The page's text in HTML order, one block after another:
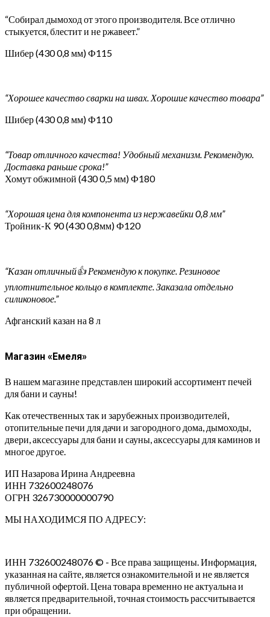
“Собирал дымоход от этого производителя. Все отлично
стыкуется, блестит и не ржавеет.”
Шибер (430 0,8 мм) Ф115
“Хорошее качество сварки на швах. Хорошие качество товара”
Шибер (430 0,8 мм) Ф110
“Товар отличного качества! Удобный механизм. Рекомендую.
Доставка раньше срока!”
Хомут обжимной (430 0,5 мм) Ф180
“Хорошая цена для компонента из нержавейки 0,8 мм”
Тройник-К 90 (430 0,8мм) Ф120
“Казан отличный👍 Рекомендую к покупке. Резиновое
уплотнительное кольцо в комплекте. Заказала отдельно
силиконовое.”
Афганский казан на 8 л
Магазин «Емеля»
В нашем магазине представлен широкий ассортимент печей
для бани и сауны!
Как отечественных так и зарубежных производителей,
отопительные печи для дачи и загородного дома, дымоходы,
двери, аксессуары для бани и сауны, аксессуары для каминов и
многое другое.
ИП Назарова Ирина Андреевна⁠
ИНН 732600248076
ОГРН 326730000000790
МЫ НАХОДИМСЯ ПО АДРЕСУ:
ИНН 732600248076 © - Все права защищены. Информация,
указанная на сайте, является ознакомительной и не является
публичной офертой. Цена товара временно не актуальна и
является предварительной, точная стоимость рассчитывается
при обращении.